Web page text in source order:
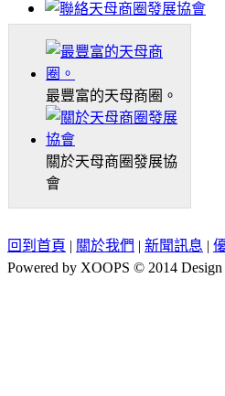
最豐富的天母商圈。
關於天母商圈發展協
會
回到首頁 | 關於我們 | 新聞訊息 |
Powered by XOOPS © 2014